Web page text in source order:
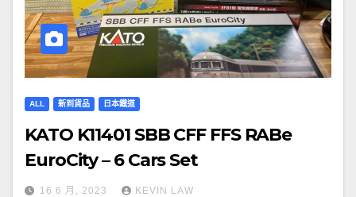
ALL 新到貨品 日本鐡道
KATO K11401 SBB CFF FFS RABe
EuroCity – 6 Cars Set
16 6 月, 2023 KEVIN LAW